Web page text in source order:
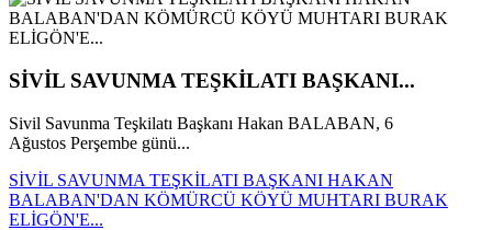
SİVİL SAVUNMA TEŞKİLATI BAŞKANI...
Sivil Savunma Teşkilatı Başkanı Hakan BALABAN, 6
Ağustos Perşembe günü...
SİVİL SAVUNMA TEŞKİLATI BAŞKANI HAKAN
BALABAN'DAN KÖMÜRCÜ KÖYÜ MUHTARI BURAK
ELİGÖN'E...